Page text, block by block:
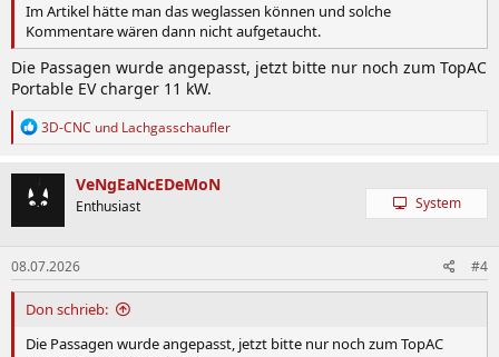
Im Artikel hätte man das weglassen können und solche
Kommentare wären dann nicht aufgetaucht.
Die Passagen wurde angepasst, jetzt bitte nur noch zum TopAC
Portable EV charger 11 kW.
R
k
t
o
n
e
n
:
3D-CNC und Lachgasschaufler
VeNgEaNcEDeMoN
Enthusiast System
08.07.2026 #4
Don schrieb:
Die Passagen wurde angepasst, jetzt bitte nur noch zum TopAC